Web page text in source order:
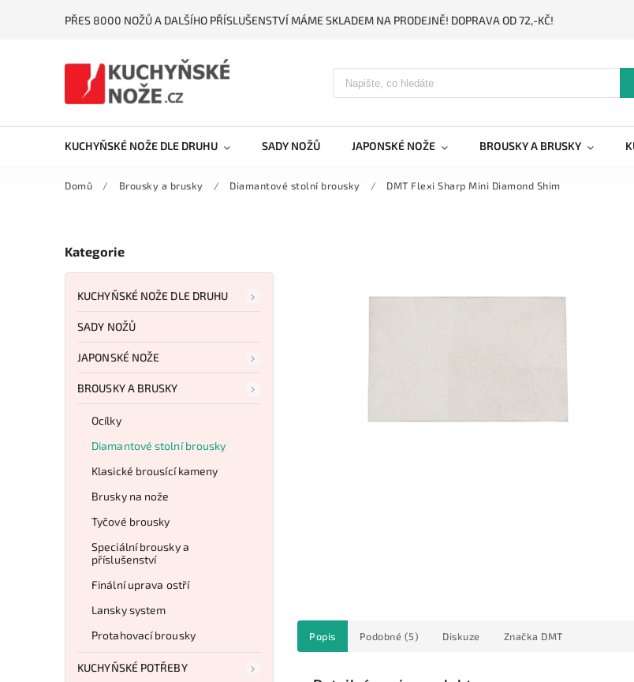
PŘES 8000 NOŽŮ A DALŠÍHO PŘÍSLUŠENSTVÍ MÁME SKLADEM NA PRODEJNĚ! DOPRAVA OD 72,-KČ!
KUCHYŇSKÉ NOŽE DLE DRUHU SADY NOŽŮ JAPONSKÉ NOŽE BROUSKY A BRUSKY
Domů / Brousky a brusky / Diamantové stolní brousky / DMT Flexi Sharp Mini Diamond Shim
Kategorie
KUCHYŇSKÉ NOŽE DLE DRUHU
SADY NOŽŮ
JAPONSKÉ NOŽE
BROUSKY A BRUSKY
Ocílky
Diamantové stolní brousky
Klasické brousící kameny
Brusky na nože
Tyčové brousky
Speciální brousky a
příslušenství
Finální uprava ostří
Lansky system
Protahovací brousky
KUCHYŇSKÉ POTŘEBY
Popis Podobné (5) Diskuze Značka DMT